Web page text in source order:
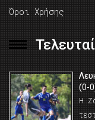
Όροι Χρήσης
(0-
Η